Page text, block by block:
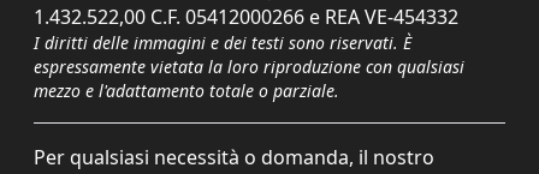
1.432.522,00 C.F. 05412000266 e REA VE-454332
I diritti delle immagini e dei testi sono riservati. È
espressamente vietata la loro riproduzione con qualsiasi
mezzo e l'adattamento totale o parziale.
Per qualsiasi necessità o domanda, il nostro